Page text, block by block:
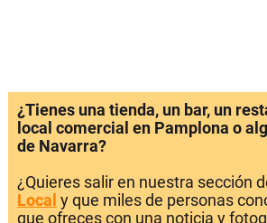
¿Tienes una tienda, un bar, un
local comercial en Pamplona o
de Navarra?
¿Quieres salir en nuestra sección
Local y que miles de personas
que ofreces con una noticia y